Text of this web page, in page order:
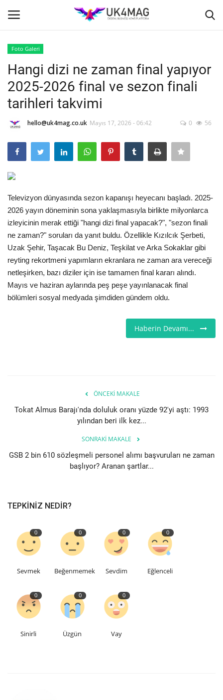
Ana Sayfa
TVNET
İş İlanları
Seri İlanlar
İngiltere
Videolar
Galeri
İletişim
Dilim
English Turkish
Foto Galeri
Hangi dizi ne zaman final yapıyor
2025-2026 final ve sezon finali
tarihleri takvimi
hello@uk4mag.co.uk Mayıs 17, 2026 - 06:42 0 56
Televizyon dünyasında sezon kapanışı heyecanı başladı. 2025-
2026 yayın döneminin sona yaklaşmasıyla birlikte milyonlarca
izleyicinin merak ettiği "hangi dizi final yapacak?", "sezon finali
ne zaman?" soruları da yanıt buldu. Özellikle Kızılcık Şerbeti,
Uzak Şehir, Taşacak Bu Deniz, Teşkilat ve Arka Sokaklar gibi
reyting rekortmeni yapımların ekranlara ne zaman ara vereceği
netleşirken, bazı diziler için ise tamamen final kararı alındı.
Mayıs ve haziran aylarında peş peşe yayınlanacak final
bölümleri sosyal medyada şimdiden gündem oldu.
Haberin Devamı...
ÖNCEKI MAKALE
Tokat Almus Barajı'nda doluluk oranı yüzde 92'yi aştı: 1993
yılından beri ilk kez...
SONRAKI MAKALE
GSB 2 bin 610 sözleşmeli personel alımı başvuruları ne zaman
başlıyor? Aranan şartlar...
TEPKINIZ NEDIR?
0
Sevmek
0
Beğenmemek
0
Sevdim
0
Eğlenceli
0
Sinirli
0
Üzgün
0
Vay